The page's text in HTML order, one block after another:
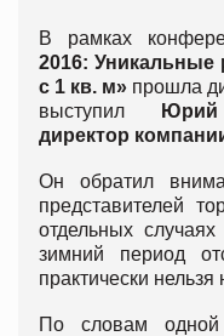
В рамках
2016: Уникальные
с 1 кв. м» прошла
выступил
директор
Он обратил
представителей
отдельных
зимний период
практически
По словам